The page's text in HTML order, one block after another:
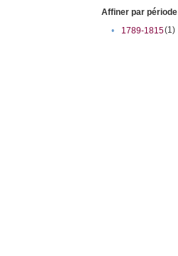
Affiner par période
•
1789-1815(1)